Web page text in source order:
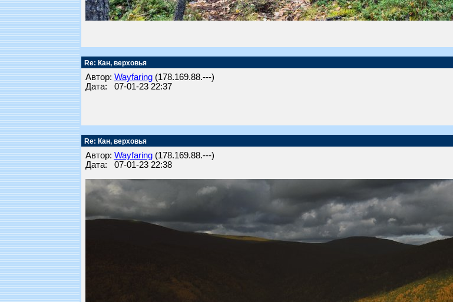
Re: Кан, верховья
Автор: Wayfaring(178.169.88.---)
Дата: 07-01-23 22:37
Re: Кан, верховья
Автор: Wayfaring(178.169.88.---)
Дата: 07-01-23 22:38